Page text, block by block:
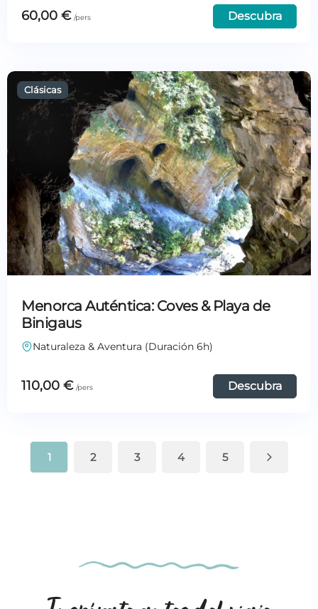
60,00 € Descubra
Menorca Auténtica: Coves & Playa de
Binigaus
Naturaleza & Aventura (Duración 6h)
110,00 € Descubra
1 2 3 4 5